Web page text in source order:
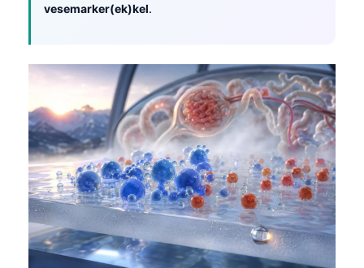
vesemarker(ek)kel.